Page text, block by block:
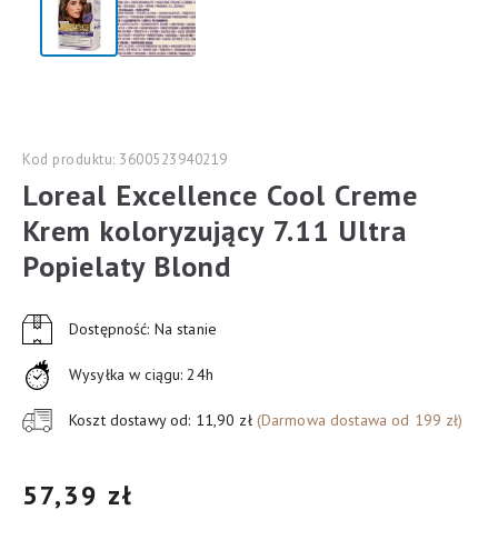
Kod produktu: 3600523940219
Loreal Excellence Cool Creme
Krem koloryzujący 7.11 Ultra
Popielaty Blond
Dostępność: Na stanie
Wysyłka w ciągu: 24h
Koszt dostawy od: 11,90 zł (Darmowa dostawa od 199 zł)
57,39 zł